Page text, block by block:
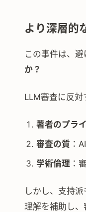
より深層的
この事件は、
か？
LLM審査に反対
著者のプラ
審査の質 ：
学術倫理 ：
しかし、支持
理解を補助し、